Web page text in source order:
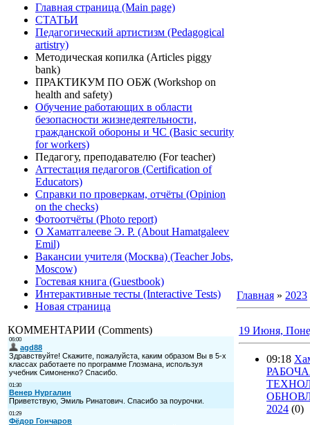
Главная страница (Main page)
СТАТЬИ
Педагогический артистизм (Pedagogical
artistry)
Методическая копилка (Articles piggy
bank)
ПРАКТИКУМ ПО ОБЖ (Workshop on
health and safety)
Обучение работающих в области
безопасности жизнедеятельности,
гражданской обороны и ЧС (Basic security
for workers)
Педагогу, преподавателю (For teacher)
Аттестация педагогов (Certification of
Educators)
Справки по проверкам, отчёты (Opinion
on the checks)
Фотоотчёты (Photo report)
О Хаматгалееве Э. Р. (About Hamatgaleev
Emil)
Вакансии учителя (Москва) (Teacher Jobs,
Moscow)
Гостевая книга (Guestbook)
Интерактивные тесты (Interactive Tests)
Новая страница
КОММЕНТАРИИ (Comments)
Главная » 2023
19 Июня,
09:18
2024 (0)